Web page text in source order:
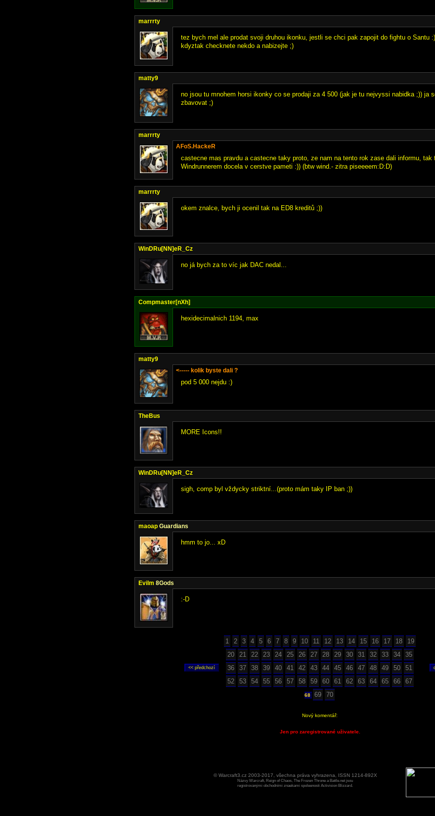
marrrty
tez bych mel ale prodat svoji druhou ikonku, jestli se chci pak zapojit do fightu o Santu
kdyztak checknete nekdo a nabizejte ;)
matty9
no jsou tu mnohem horsi ikonky co se prodaji za 4 500 (jak je tu nejvyssi nabidka ;)) ja
zbavovat ;)
marrrty
AFoS.HackeR
castecne mas pravdu a castecne taky proto, ze nam na tento rok zase dali informu, tak
Windrunnerem docela v cerstve pameti :)) (btw wind.- zitra piseeeem:D:D)
marrrty
okem znalce, bych ji ocenil tak na ED8 kreditů ;))
WinDRu[NN]eR_Cz
no já bych za to víc jak DAC nedal...
Compmaster[nXh]
hexidecimalnich 1194, max
matty9
<----- kolik byste dali ?
pod 5 000 nejdu :)
TheBus
MORE Icons!!
WinDRu[NN]eR_Cz
sigh, comp byl vždycky striktní...(proto mám taky IP ban ;))
maoap Guardians
hmm to jo... xD
Evilm 8Gods
:-D
1 2 3 4 5 6 7 8 9 10 11 12 13 14 15 16 17 18
19
20
21 22 23 24 25 26 27 28 29 30 31 32 33 34
35
36
37 38 39 40 41 42 43 44 45 46 47 48 49 50
51
52
53 54 55 56 57 58 59 60 61 62 63 64 65 66 67
68 69 70
Nový komentář:
Jen pro zaregistrované uživatele.
© Warcraft3.cz 2003-2017, všechna práva vyhrazena, ISSN 1214-892X
Názvy Warcraft, Reign of Chaos, The Frozen Throne a Battle.net jsou
registrovanými obchodními znaekami spoleenosti Activision Blizzard.